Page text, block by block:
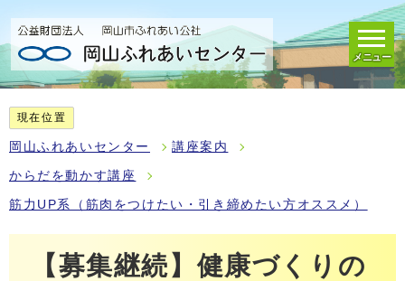
メニュー
現在位置
岡山ふれあいセンター 講座案内
からだを動かす講座
筋力UP系（筋肉をつけたい・引き締めたい方オススメ）
【募集継続】健康づくりの